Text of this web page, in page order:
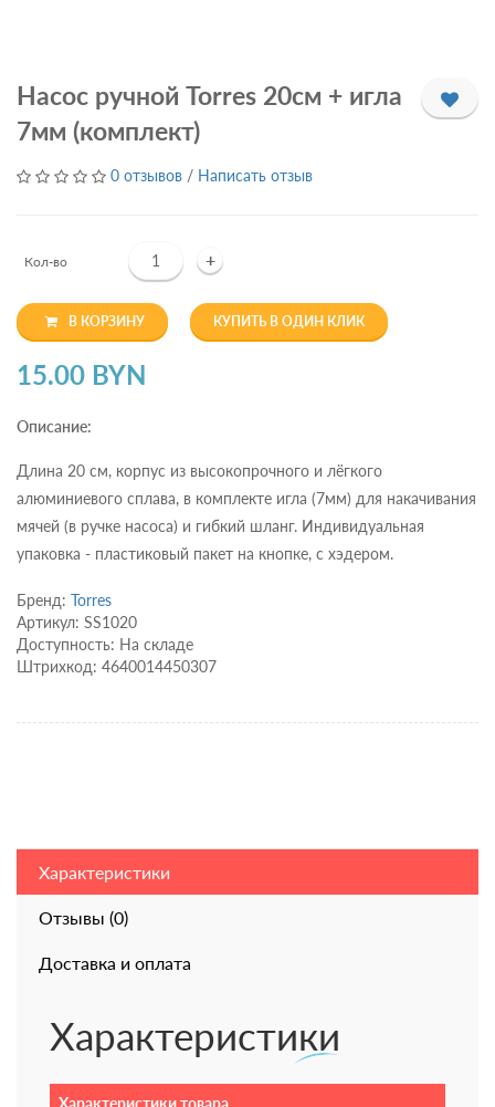
Насос ручной Torres 20см + игла
7мм (комплект)
0 отзывов / Написать отзыв
Кол-во +
В КОРЗИНУ КУПИТЬ В ОДИН КЛИК
15.00 BYN
Описание:
Длина 20 см, корпус из высокопрочного и лёгкого
алюминиевого сплава, в комплекте игла (7мм) для накачивания
мячей (в ручке насоса) и гибкий шланг. Индивидуальная
упаковка - пластиковый пакет на кнопке, с хэдером.
Бренд: Torres
Артикул: SS1020
Доступность: На складе
Штрихкод: 4640014450307
Характеристики
Отзывы (0)
Доставка и оплата
Характеристики